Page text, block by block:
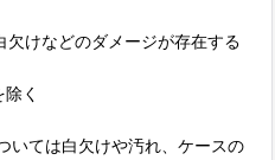
けなどのダメージが存在する
く
いては白欠けや汚れ、ケースの